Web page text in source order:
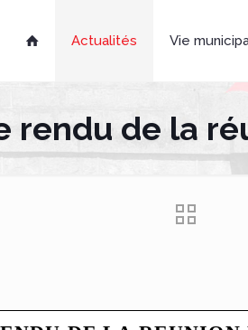
 Actualités Vie
rendu de la